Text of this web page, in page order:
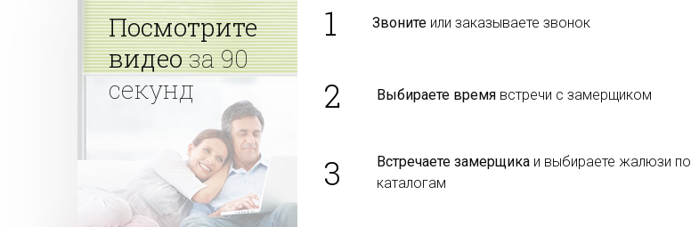
Посмотрите
видеоза 90
секунд
1 Звоните или заказываете звонок
2 Выбираете время встречи с замерщиком
3 Встречаете замерщика и выбираете жалюзи по
каталогам